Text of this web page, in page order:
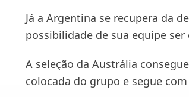
Já a Argentina se recupera da
possibilidade de sua equipe
A seleção da Austrália
colocada do grupo e segue